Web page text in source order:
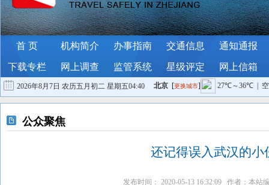
首 页 机构简介 办事指南 交通信息 通知通报
下载专栏 网上调查 监管系统 星级评定 网上信箱
联系我们 稿件投递
2026年8月7日 农历五月初二 星期五04:40
公众聚焦
还记得误入武汉的
发布时间： 2020-05-13 16:32:09 作者：本